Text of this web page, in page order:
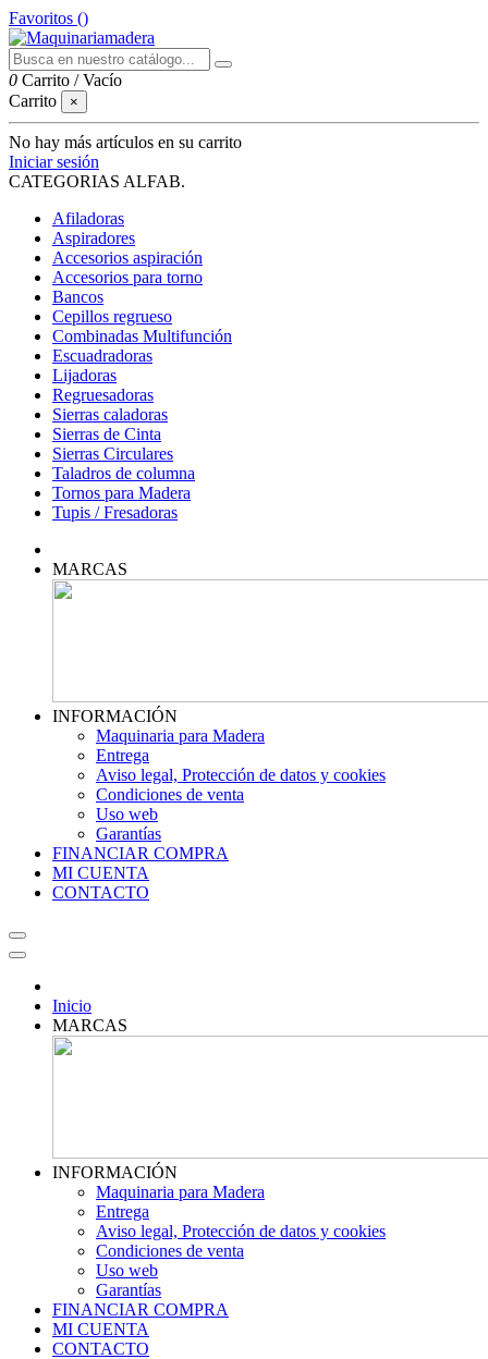
Favoritos ()
0 Carrito /Vacío
Carrito
×
No hay más artículos en su carrito
Iniciar sesión
CATEGORIAS ALFAB.
Afiladoras
Aspiradores
Accesorios aspiración
Accesorios para torno
Bancos
Cepillos regrueso
Combinadas Multifunción
Escuadradoras
Lijadoras
Regruesadoras
Sierras caladoras
Sierras de Cinta
Sierras Circulares
Taladros de columna
Tornos para Madera
Tupis / Fresadoras
MARCAS
INFORMACIÓN
Maquinaria para Madera
Entrega
Aviso legal, Protección de datos y cookies
Condiciones de venta
Uso web
Garantías
FINANCIAR COMPRA
MI CUENTA
CONTACTO
Inicio
MARCAS
INFORMACIÓN
Maquinaria para Madera
Entrega
Aviso legal, Protección de datos y cookies
Condiciones de venta
Uso web
Garantías
FINANCIAR COMPRA
MI CUENTA
CONTACTO